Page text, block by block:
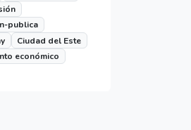
publica
Ciudad del Este
económico